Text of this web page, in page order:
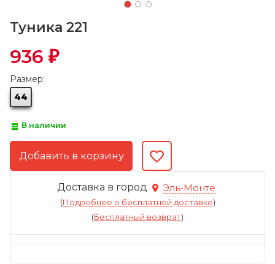
Туника 221
936 ₽
Размер:
44
В наличии
Доставка в город Эль-Монте
(Подробнее о бесплатной доставке)
(Бесплатный возврат)